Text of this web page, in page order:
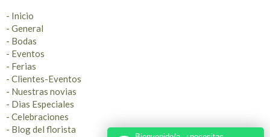
- Inicio
- General
- Bodas
- Eventos
- Ferias
- Clientes-Eventos
- Nuestras novias
- Dias Especiales
- Celebraciones
- Blog del florista